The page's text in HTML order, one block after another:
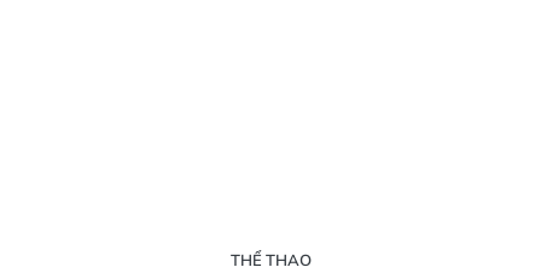
THỂ THAO